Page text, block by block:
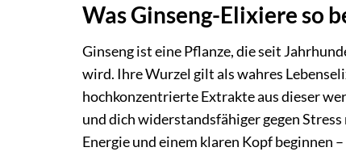
Was Ginseng-Elixiere so
Ginseng ist eine Pflanze, die seit
wird. Ihre Wurzel gilt als wahres
hochkonzentrierte Extrakte aus dieser
und dich widerstandsfähiger gegen
Energie und einem klaren Kopf beginnen